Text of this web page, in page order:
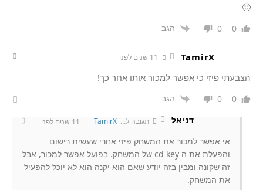
🙂
0
0 הגב
TamirX
הצבעתי פיזי כי אפשר למכור אותו אחר כך!
0
0
הגב
דניאל
תגובה ל...TamirX
אי אפשר למכור את המשחק פיזי אחרי שעשית רישום
והפעלת את ה cd key של המשחק. בפועל אפשר למכור, אבל
זה שקונה ומבין בזה יודע שאם הוא יקנה הוא לא יוכל להפעיל
את המשחק.